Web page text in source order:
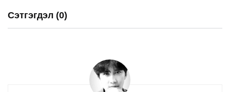
Сэтгэгдэл (0)